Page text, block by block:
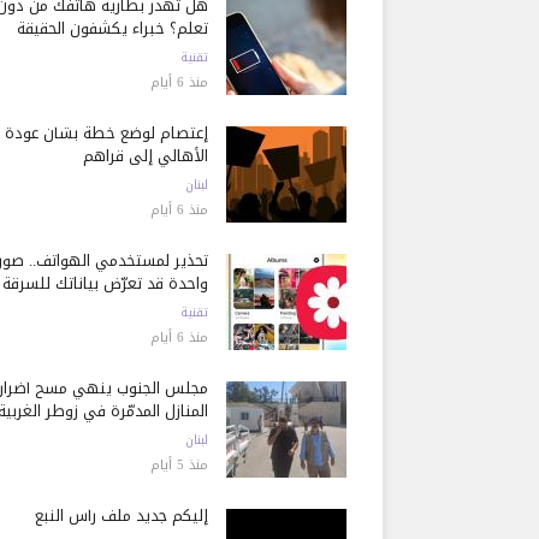
تعلم؟ خبراء يكشفون الحقيقة
تقنية
منذ 6 أيام
إعتصام لوضع خطة بشأن عودة
الأهالي إلى قراهم
لبنان
منذ 6 أيام
تحذير لمستخدمي الهواتف..
واحدة قد تعرّض بياناتك للسرقة
تقنية
منذ 6 أيام
مجلس الجنوب ينهي مسح أضرار
المنازل المدمّرة في زوطر الغربية
لبنان
منذ 5 أيام
إليكم جديد ملف رأس النبع